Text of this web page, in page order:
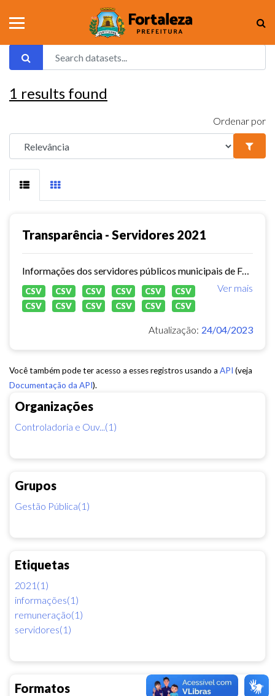
Organizações
Controladoria e Ouv...(1)
Grupos
Gestão Pública(1)
Etiquetas
2021(1)
informações(1)
remuneração(1)
servidores(1)
Formatos
1 results found
Ordenar por
Transparência - Servidores 2021
Informações dos servidores públicos municipais de Fortaleza referente ao ano de 2021.
Ver mais
CSV CSV CSV CSV CSV
CSV
CSV
CSV CSV CSV CSV CSV
Atualização: 24/04/2023
Você também pode ter acesso a esses registros usando a API (veja
Documentação da API).